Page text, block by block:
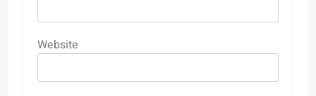
Website